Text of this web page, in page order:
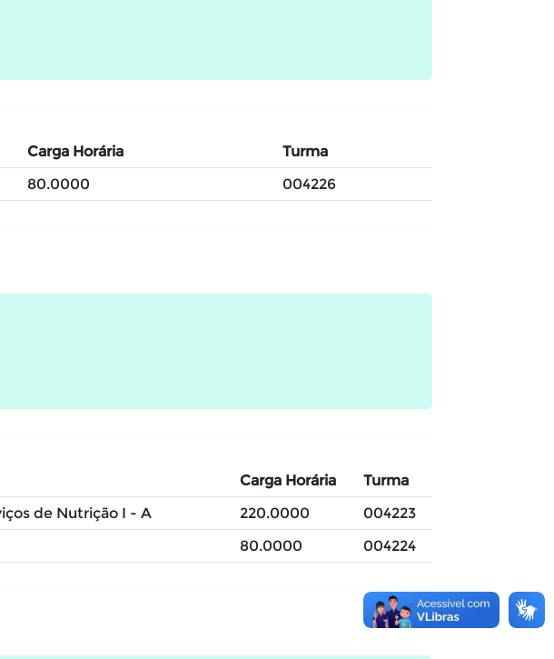
Carga Horária
Turma
80.0000 004226
Carga Horária
Turma
de Nutrição I - A 220.0000
004223
80.0000 004224